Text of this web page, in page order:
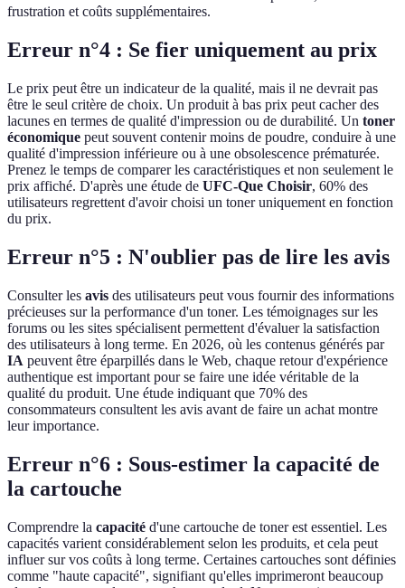
frustration et coûts supplémentaires.
Erreur n°4 : Se fier uniquement au prix
Le prix peut être un indicateur de la qualité, mais il ne devrait pas
être le seul critère de choix. Un produit à bas prix peut cacher des
lacunes en termes de qualité d'impression ou de durabilité. Un toner
économique peut souvent contenir moins de poudre, conduire à une
qualité d'impression inférieure ou à une obsolescence prématurée.
Prenez le temps de comparer les caractéristiques et non seulement le
prix affiché. D'après une étude de UFC-Que Choisir, 60% des
utilisateurs regrettent d'avoir choisi un toner uniquement en fonction
du prix.
Erreur n°5 : N'oublier pas de lire les avis
Consulter les avis des utilisateurs peut vous fournir des informations
précieuses sur la performance d'un toner. Les témoignages sur les
forums ou les sites spécialisent permettent d'évaluer la satisfaction
des utilisateurs à long terme. En 2026, où les contenus générés par
IA peuvent être éparpillés dans le Web, chaque retour d'expérience
authentique est important pour se faire une idée véritable de la
qualité du produit. Une étude indiquant que 70% des
consommateurs consultent les avis avant de faire un achat montre
leur importance.
Erreur n°6 : Sous-estimer la capacité de
la cartouche
Comprendre la capacité d'une cartouche de toner est essentiel. Les
capacités varient considérablement selon les produits, et cela peut
influer sur vos coûts à long terme. Certaines cartouches sont définies
comme "haute capacité", signifiant qu'elles imprimeront beaucoup